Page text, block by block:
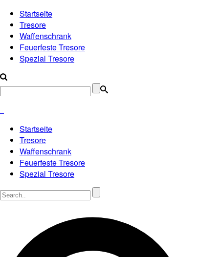
Startseite
Tresore
Waffenschrank
Feuerfeste Tresore
Spezial Tresore
Startseite
Tresore
Waffenschrank
Feuerfeste Tresore
Spezial Tresore